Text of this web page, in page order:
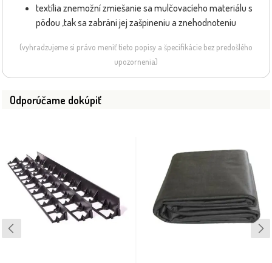
textília znemožní zmiešanie sa mulčovacíeho materiálu s
pôdou ,tak sa zabráni jej zašpineniu a znehodnoteniu
(vyhradzujeme si právo meniť tieto popisy a špecifikácie bez predošlého
upozornenia)
Odporúčame dokúpiť